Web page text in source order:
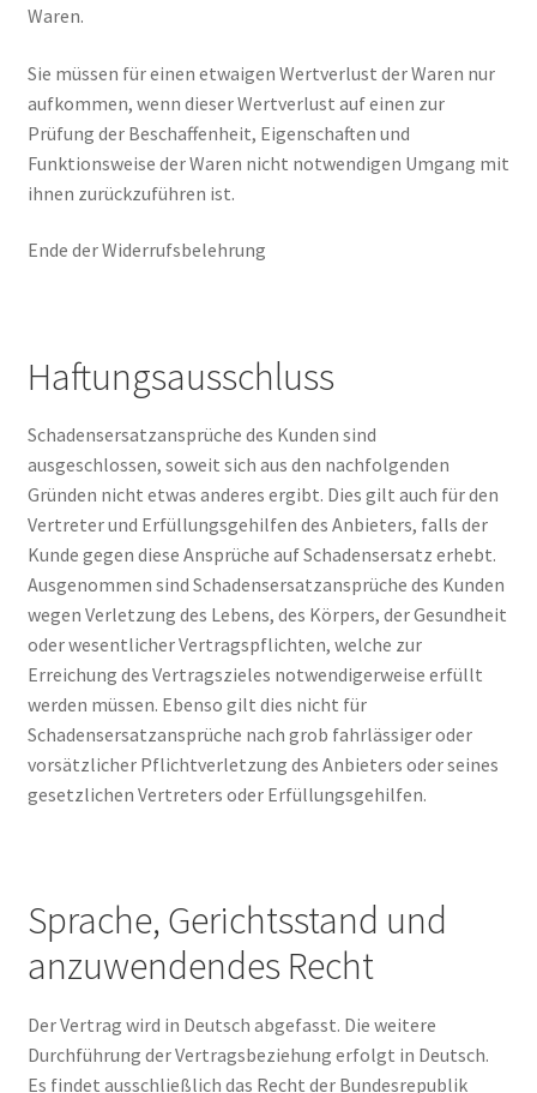
Waren.
Sie müssen für einen etwaigen Wertverlust der Waren nur
aufkommen, wenn dieser Wertverlust auf einen zur
Prüfung der Beschaffenheit, Eigenschaften und
Funktionsweise der Waren nicht notwendigen Umgang mit
ihnen zurückzuführen ist.
Ende der Widerrufsbelehrung
Haftungsausschluss
Schadensersatzansprüche des Kunden sind
ausgeschlossen, soweit sich aus den nachfolgenden
Gründen nicht etwas anderes ergibt. Dies gilt auch für den
Vertreter und Erfüllungsgehilfen des Anbieters, falls der
Kunde gegen diese Ansprüche auf Schadensersatz erhebt.
Ausgenommen sind Schadensersatzansprüche des Kunden
wegen Verletzung des Lebens, des Körpers, der Gesundheit
oder wesentlicher Vertragspflichten, welche zur
Erreichung des Vertragszieles notwendigerweise erfüllt
werden müssen. Ebenso gilt dies nicht für
Schadensersatzansprüche nach grob fahrlässiger oder
vorsätzlicher Pflichtverletzung des Anbieters oder seines
gesetzlichen Vertreters oder Erfüllungsgehilfen.
Sprache, Gerichtsstand und
anzuwendendes Recht
Der Vertrag wird in Deutsch abgefasst. Die weitere
Durchführung der Vertragsbeziehung erfolgt in Deutsch.
Es findet ausschließlich das Recht der Bundesrepublik